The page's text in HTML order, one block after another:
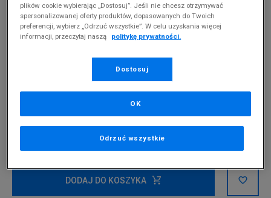
149,99 zł cena rekomendowana przez producenta
59,99 zł
XS
DODAJ DO KOSZYKA
plików cookie wybierając „Dostosuj”. Jeśli nie chcesz otrzymywać
spersonalizowanej oferty produktów, dopasowanych do Twoich
preferencji, wybierz „Odrzuć wszystkie”. W celu uzyskania więcej
informacji, przeczytaj naszą
politykę prywatności.
Dostosuj
Odrzuć wszystkie
OK